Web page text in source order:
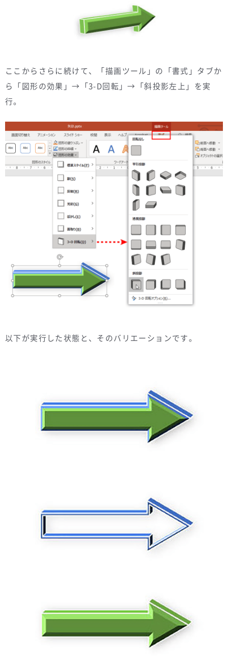
ここからさらに続けて、「描画ツール」の「書式」タブか
ら「図形の効果」→「3-D回転」→「斜投影左上」を実
行。
以下が実行した状態と、そのバリエーションです。